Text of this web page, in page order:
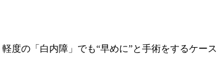
度の「白内障」でも“早めに”と手術をするケース